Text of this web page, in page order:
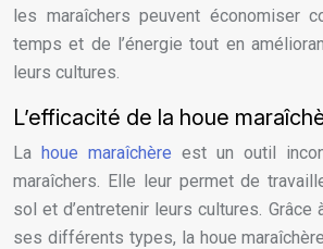
les maraîchers peuvent économiser
temps et de l’énergie tout en
leurs cultures.
L’efficacité de la houe
La houe maraîchère est un outil
maraîchers. Elle leur permet de
sol et d’entretenir leurs cultures. Grâce
ses différents types, la houe